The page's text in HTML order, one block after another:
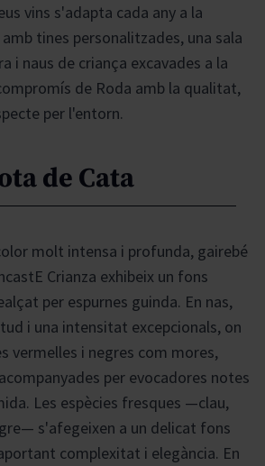
vins s'adapta cada any a la
tines personalitzades, una sala
i naus de criança excavades a la
de Roda amb la qualitat,
per l'entorn.
de Cata
molt intensa i profunda, gairebé
Crianza exhibeix un fons
per espurnes guinda. En nas,
i una intensitat excepcionals, on
vermelles i negres com mores,
per evocadores notes
Les espècies fresques —clau,
s'afegeixen a un delicat fons
complexitat i elegància. En